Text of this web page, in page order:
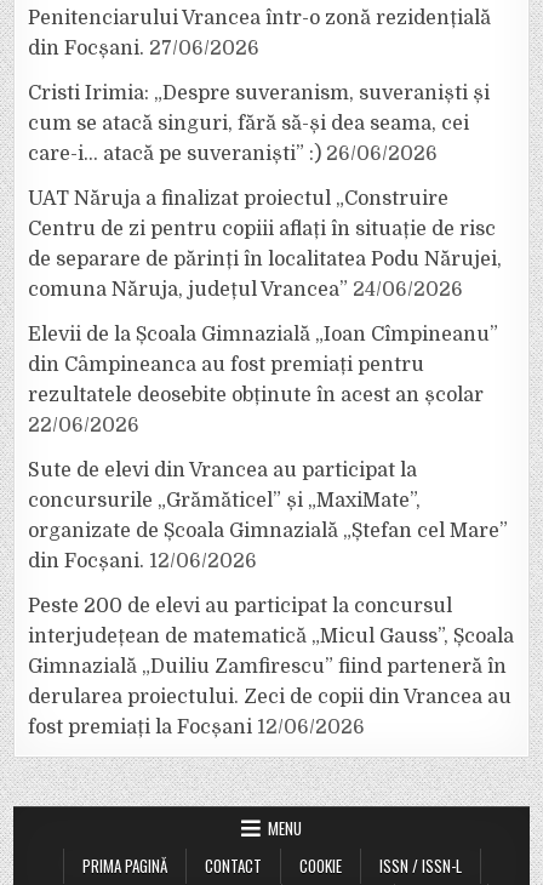
Penitenciarului Vrancea într-o zonă rezidențială
din Focșani. 27/06/2026
Cristi Irimia: „Despre suveranism, suveraniști și
cum se atacă singuri, fără să-și dea seama, cei
care-i… atacă pe suveraniști” :) 26/06/2026
UAT Năruja a finalizat proiectul „Construire
Centru de zi pentru copiii aflați în situație de risc
de separare de părinți în localitatea Podu Nărujei,
comuna Năruja, județul Vrancea” 24/06/2026
Elevii de la Școala Gimnazială „Ioan Cîmpineanu”
din Câmpineanca au fost premiați pentru
rezultatele deosebite obținute în acest an școlar
22/06/2026
Sute de elevi din Vrancea au participat la
concursurile „Grămăticel” și „MaxiMate”,
organizate de Școala Gimnazială „Ștefan cel Mare”
din Focșani. 12/06/2026
Peste 200 de elevi au participat la concursul
interjudețean de matematică „Micul Gauss”, Școala
Gimnazială „Duiliu Zamfirescu” fiind parteneră în
derularea proiectului. Zeci de copii din Vrancea au
fost premiați la Focșani 12/06/2026
MENU
PRIMA PAGINĂ
CONTACT COOKIE
ISSN / ISSN-L